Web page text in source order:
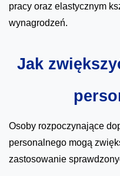
pracy oraz elastycznym
wynagrodzeń.
Jak
Osoby rozpoczynające
personalnego mogą
zastosowanie